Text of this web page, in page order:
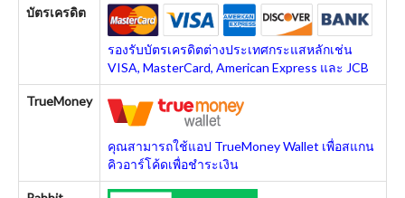
บัตรเครดิต
รองรับบัตรเครดิตต่างประเทศกระแสหลักเช่น
VISA, MasterCard, American Express และ JCB
TrueMoney
คุณสามารถใช้แอป TrueMoney Wallet เพื่อสแกน
คิวอาร์โค้ดเพื่อชำระเงิน